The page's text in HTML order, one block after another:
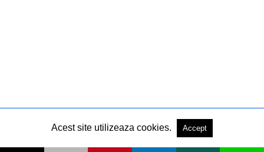
Acest site utilizeaza cookies. Accept